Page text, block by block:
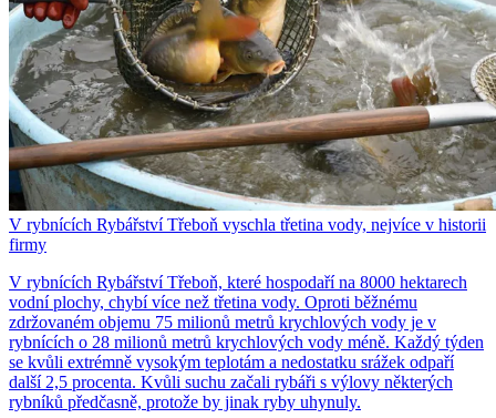
V rybnících Rybářství Třeboň vyschla třetina vody, nejvíce v historii
firmy
V rybnících Rybářství Třeboň, které hospodaří na 8000 hektarech
vodní plochy, chybí více než třetina vody. Oproti běžnému
zdržovaném objemu 75 milionů metrů krychlových vody je v
rybnících o 28 milionů metrů krychlových vody méně. Každý týden
se kvůli extrémně vysokým teplotám a nedostatku srážek odpaří
další 2,5 procenta. Kvůli suchu začali rybáři s výlovy některých
rybníků předčasně, protože by jinak ryby uhynuly.